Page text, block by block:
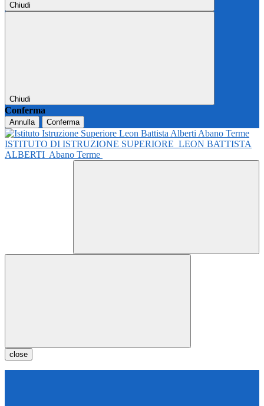
Chiudi
Chiudi
Conferma
Annulla Conferma
ISTITUTO DI ISTRUZIONE SUPERIORE LEON BATTISTA
ALBERTI Abano Terme
close